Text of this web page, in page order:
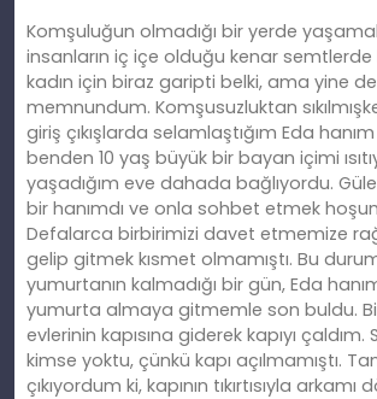
Komşuluğun olmadığı bir yerde
insanların iç içe olduğu kenar
kadın için biraz garipti belki, ama yine
memnundum. Komşusuzluktan
giriş çıkışlarda selamlaştığım Eda
benden 10 yaş büyük bir bayan içimi
yaşadığım eve dahada bağlıyordu.
bir hanımdı ve onla sohbet etmek
Defalarca birbirimizi davet etmemize
gelip gitmek kısmet olmamıştı. Bu
yumurtanın kalmadığı bir gün, Eda
yumurta almaya gitmemle son buldu.
evlerinin kapısına giderek kapıyı çaldım.
kimse yoktu, çünkü kapı açılmamıştı.
çıkıyordum ki, kapının tıkırtısıyla arkamı